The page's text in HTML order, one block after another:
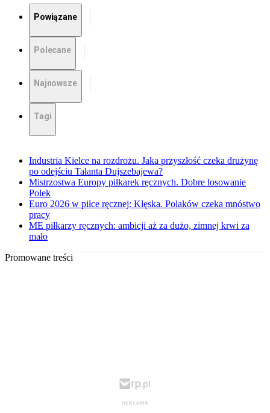
Powiązane
Polecane
Najnowsze
Tagi
Industria Kielce na rozdrożu. Jaka przyszłość czeka drużynę
po odejściu Tałanta Dujszebajewa?
Mistrzostwa Europy piłkarek ręcznych. Dobre losowanie
Polek
Euro 2026 w piłce ręcznej: Klęska. Polaków czeka mnóstwo
pracy
ME piłkarzy ręcznych: ambicji aż za dużo, zimnej krwi za
mało
Promowane treści